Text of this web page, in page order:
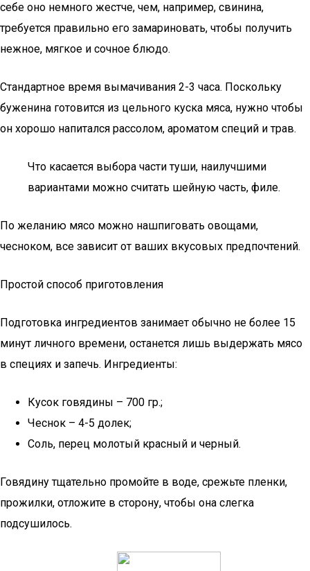
себе оно немного жестче, чем, например, свинина,
требуется правильно его замариновать, чтобы получить
нежное, мягкое и сочное блюдо.
Стандартное время вымачивания 2-3 часа. Поскольку
буженина готовится из цельного куска мяса, нужно чтобы
он хорошо напитался рассолом, ароматом специй и трав.
Что касается выбора части туши, наилучшими
вариантами можно считать шейную часть, филе.
По желанию мясо можно нашпиговать овощами,
чесноком, все зависит от ваших вкусовых предпочтений.
Простой способ приготовления
Подготовка ингредиентов занимает обычно не более 15
минут личного времени, останется лишь выдержать мясо
в специях и запечь. Ингредиенты:
Кусок говядины – 700 гр.;
Чеснок – 4-5 долек;
Соль, перец молотый красный и черный.
Говядину тщательно промойте в воде, срежьте пленки,
прожилки, отложите в сторону, чтобы она слегка
подсушилось.